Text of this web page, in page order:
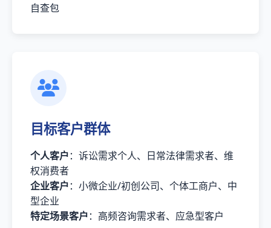
自查包
目标客户群体
个人客户：诉讼需求个人、日常法律需求者、维
权消费者
企业客户：小微企业/初创公司、个体工商户、中
型企业
特定场景客户：高频咨询需求者、应急型客户